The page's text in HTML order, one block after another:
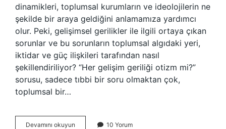
dinamikleri, toplumsal kurumların ve ideolojilerin ne
şekilde bir araya geldiğini anlamamıza yardımcı
olur. Peki, gelişimsel gerilikler ile ilgili ortaya çıkan
sorunlar ve bu sorunların toplumsal algıdaki yeri,
iktidar ve güç ilişkileri tarafından nasıl
şekillendiriliyor? “Her gelişim geriliği otizm mi?”
sorusu, sadece tıbbi bir soru olmaktan çok,
toplumsal bir…
Devamını okuyun 10 Yorum